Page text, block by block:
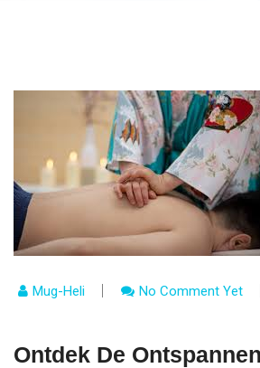
Mug-Heli No Comment Yet
Ontdek De